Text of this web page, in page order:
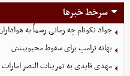
سرخط خبرها
جواد نکونام چه زمانی رسماً به
بهانه ترامپ برای سقوط محبوبیتش
مهدی قایدی به تمرینات النصر